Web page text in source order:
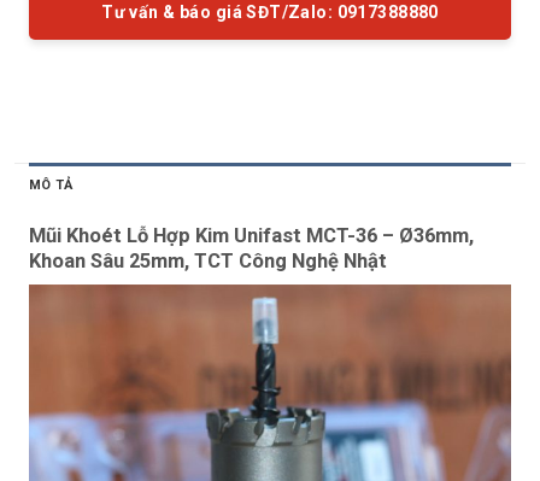
Tư vấn & báo giá SĐT/Zalo: 0917388880
MÔ TẢ
Mũi Khoét Lỗ Hợp Kim Unifast MCT-36 – Ø36mm,
Khoan Sâu 25mm, TCT Công Nghệ Nhật